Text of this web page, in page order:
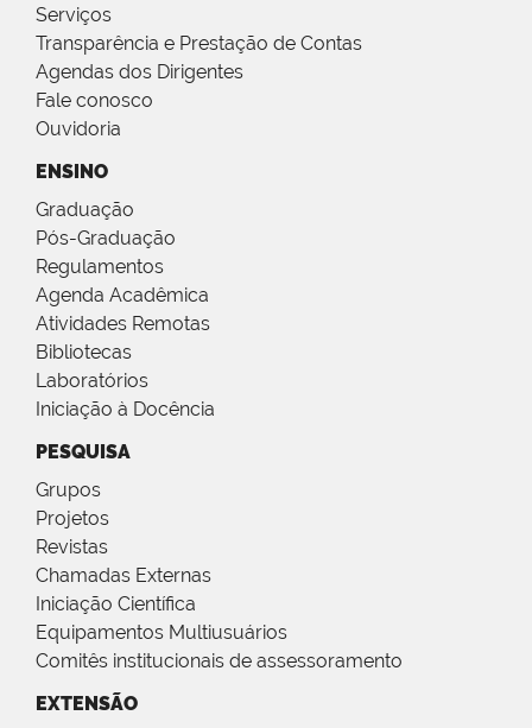
Serviços
Transparência e Prestação de Contas
Agendas dos Dirigentes
Fale conosco
Ouvidoria
ENSINO
Graduação
Pós-Graduação
Regulamentos
Agenda Acadêmica
Atividades Remotas
Bibliotecas
Laboratórios
Iniciação à Docência
PESQUISA
Grupos
Projetos
Revistas
Chamadas Externas
Iniciação Científica
Equipamentos Multiusuários
Comitês institucionais de assessoramento
EXTENSÃO